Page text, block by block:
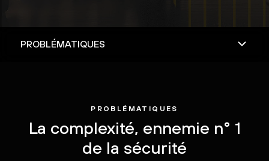
PROBLÉMATIQUES
La complexité, ennemie n° 1
de la sécurité